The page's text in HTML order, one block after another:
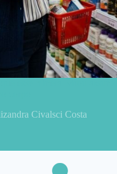
Civalsci Costa